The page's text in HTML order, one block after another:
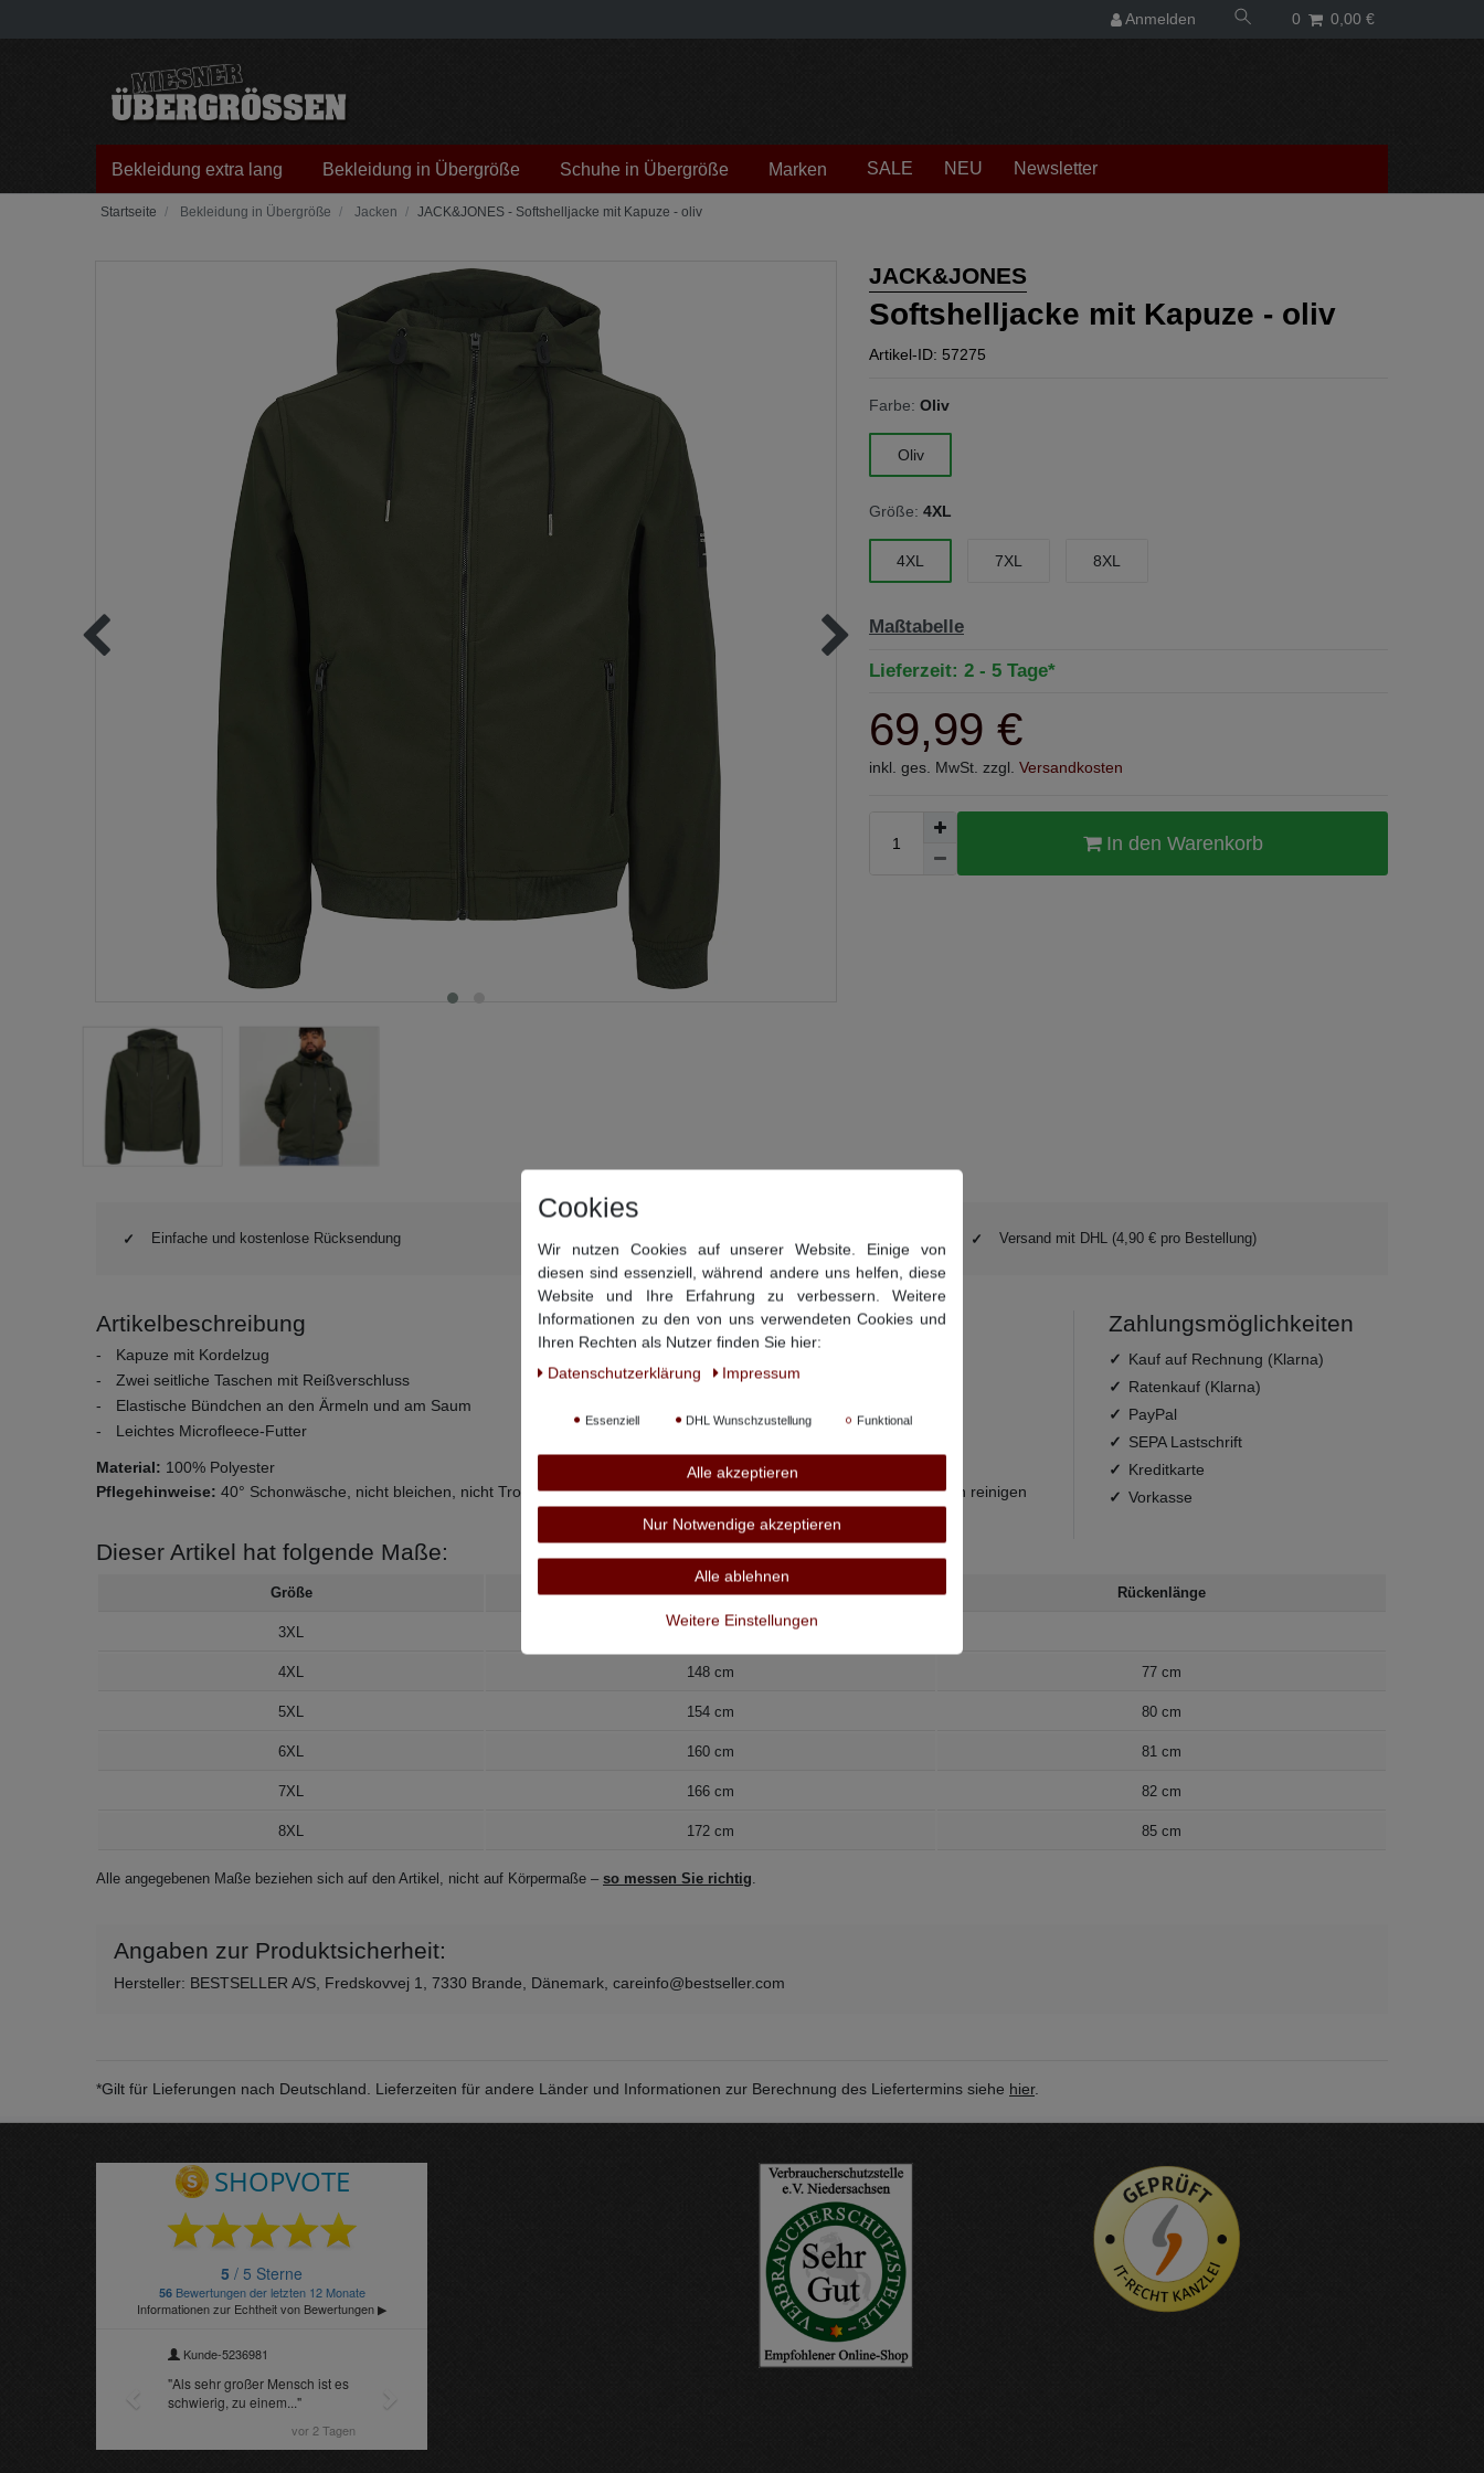
Anmelden 0 0,00 €
Bekleidung extra lang Bekleidung in Übergröße Schuhe in Übergröße Marken SALE NEU Newsletter
Bekleidung in Übergröße Jacken JACK&JONES - Softshelljacke mit Kapuze - oliv
JACK&JONES
Softshelljacke mit Kapuze - oliv
Artikel-ID: 57275
Farbe: Oliv
Oliv
Größe: 4XL
4XL 7XL 8XL
Maßtabelle
Lieferzeit: 2 - 5 Tage*
69,99 €
inkl. ges. MwSt. zzgl. Versandkosten
In den Warenkorb
Einfache und kostenlose Rücksendung Versand mit DHL (4,90 € pro Bestellung)
Artikelbeschreibung
Kapuze mit Kordelzug
Zwei seitliche Taschen mit Reißverschluss
Elastische Bündchen an den Ärmeln und am Saum
Leichtes Microfleece-Futter
Material: 100% Polyester
Pflegehinweise: 40° Schonwäsche, nicht bleichen, nicht Trommeltrocknen, Bügeln bei niedriger Temperatur, nicht chemisch reinigen
Zahlungsmöglichkeiten
Kauf auf Rechnung (Klarna)
Ratenkauf (Klarna)
PayPal
SEPA Lastschrift
Kreditkarte
Vorkasse
Dieser Artikel hat folgende Maße:
Größe Bauchumfang Rückenlänge
3XL
4XL 148 cm 77 cm
5XL 154 cm 80 cm
6XL 160 cm 81 cm
7XL 166 cm 82 cm
8XL 172 cm 85 cm
Alle angegebenen Maße beziehen sich auf den Artikel, nicht auf Körpermaße – so messen Sie richtig.
Angaben zur Produktsicherheit:
Hersteller: BESTSELLER A/S, Fredskovvej 1, 7330 Brande, Dänemark, careinfo@bestseller.com
*Gilt für Lieferungen nach Deutschland. Lieferzeiten für andere Länder und Informationen zur Berechnung des Liefertermins siehe hier.
Cookies
Wir nutzen Cookies auf unserer Website. Einige von
diesen sind essenziell, während andere uns helfen, diese
Website und Ihre Erfahrung zu verbessern. Weitere
Informationen zu den von uns verwendeten Cookies und
Ihren Rechten als Nutzer finden Sie hier:
Daten­schutz­erklärung
Impressum
Essenziell DHL Wunschzustellung Funktional
Alle akzeptieren
Nur Notwendige akzeptieren
Alle ablehnen
Weitere Einstellungen